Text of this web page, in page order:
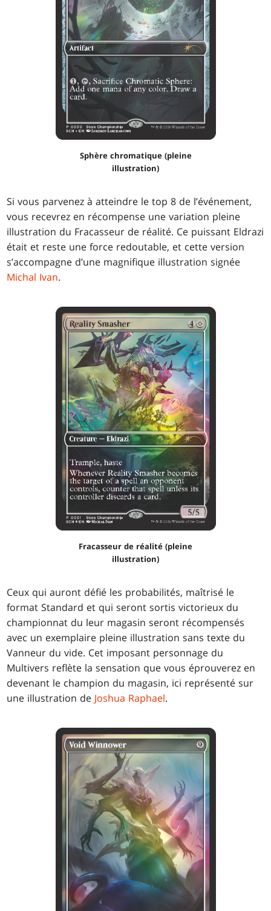
Sphère chromatique (pleine
illustration)
Si vous parvenez à atteindre le top 8 de l’événement,
vous recevrez en récompense une variation pleine
illustration du Fracasseur de réalité. Ce puissant Eldrazi
était et reste une force redoutable, et cette version
s’accompagne d’une magnifique illustration signée
Michal Ivan.
Fracasseur de réalité (pleine
illustration)
Ceux qui auront défié les probabilités, maîtrisé le
format Standard et qui seront sortis victorieux du
championnat du leur magasin seront récompensés
avec un exemplaire pleine illustration sans texte du
Vanneur du vide. Cet imposant personnage du
Multivers reflète la sensation que vous éprouverez en
devenant le champion du magasin, ici représenté sur
une illustration de Joshua Raphael.